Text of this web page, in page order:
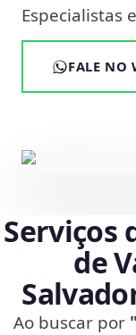
Especialistas
FALE NO
Serviços
de
Ao buscar por